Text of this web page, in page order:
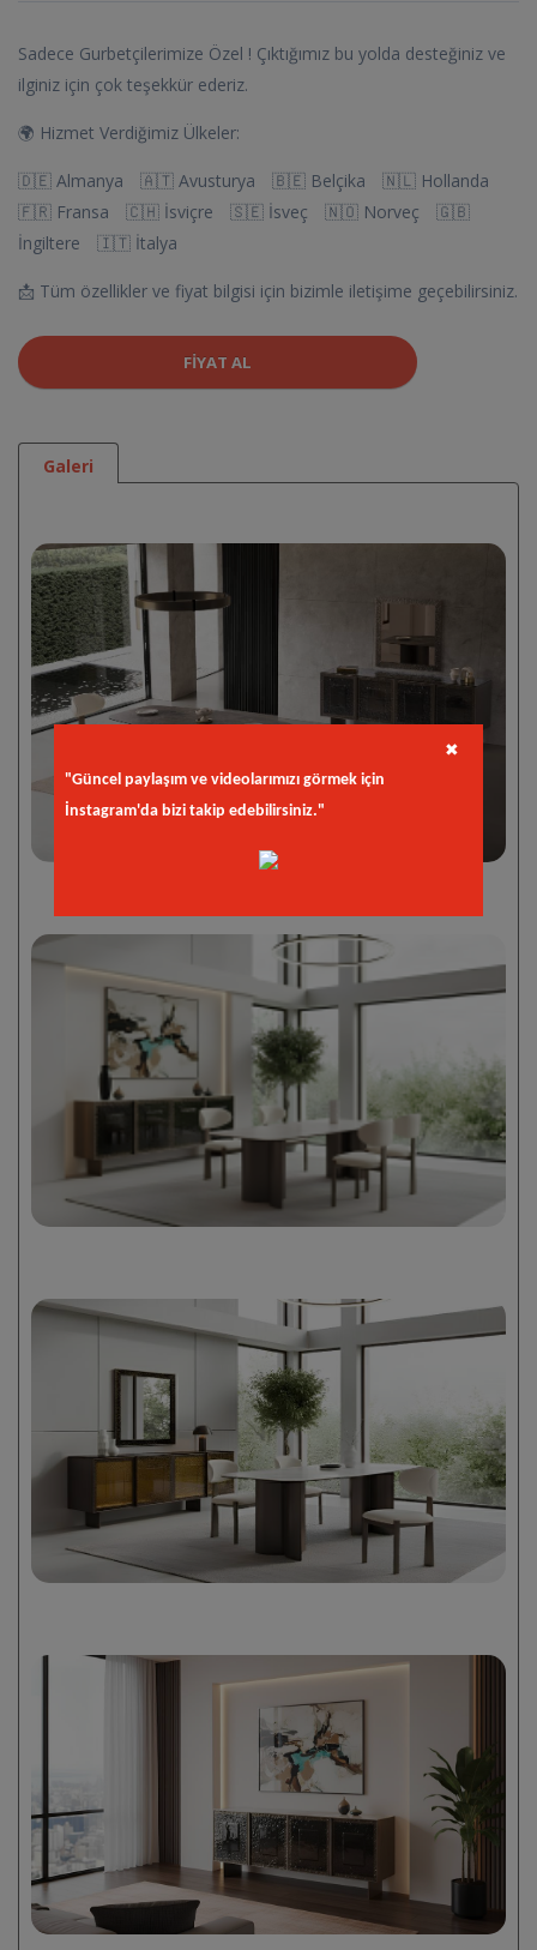
Sadece Gurbetçilerimize Özel ! Çıktığımız bu yolda desteğiniz ve
ilginiz için çok teşekkür ederiz.
🌍 Hizmet Verdiğimiz Ülkeler:
🇩🇪 Almanya 🇦🇹 Avusturya 🇧🇪 Belçika 🇳🇱 Hollanda
🇫🇷 Fransa 🇨🇭 İsviçre 🇸🇪 İsveç 🇳🇴 Norveç 🇬🇧
İngiltere 🇮🇹 İtalya
📩 Tüm özellikler ve fiyat bilgisi için bizimle iletişime geçebilirsiniz.
FIYAT AL
Galeri
"Güncel paylaşım ve videolarımızı görmek için
İnstagram'da bizi takip edebilirsiniz."
✖